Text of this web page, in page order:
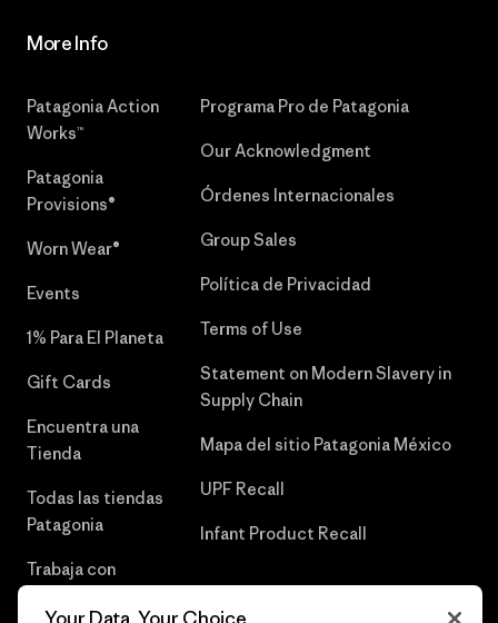
More Info
Patagonia Action
Works™
Patagonia
Provisions®
Worn Wear®
Events
1% Para El Planeta
Gift Cards
Encuentra una
Tienda
Todas las tiendas
Patagonia
Trabaja con
Programa Pro de Patagonia
Our Acknowledgment
Órdenes Internacionales
Group Sales
Política de Privacidad
Terms of Use
Statement on Modern Slavery in
Supply Chain
Mapa del sitio Patagonia México
UPF Recall
Infant Product Recall